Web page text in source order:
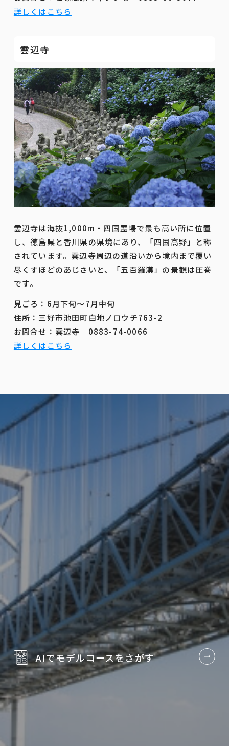
詳しくはこちら
雲辺寺
雲辺寺は海抜1,000m・四国霊場で最も高い所に位置
し、徳島県と香川県の県境にあり、「四国高野」と称
されています。雲辺寺周辺の道沿いから境内まで覆い
尽くすほどのあじさいと、「五百羅漢」の景観は圧巻
です。
見ごろ：6月下旬～7月中旬
住所：三好市池田町白地ノロウチ763-2
お問合せ：雲辺寺 0883-74-0066
詳しくはこちら
AIでモデルコースをさがす